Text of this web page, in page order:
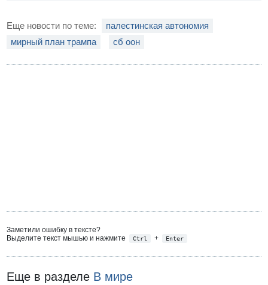
Еще новости по теме:
палестинская автономия
мирный план трампа
сб оон
Заметили ошибку в тексте?
Выделите текст мышью и нажмите
Ctrl + Enter
Еще в разделе В мире